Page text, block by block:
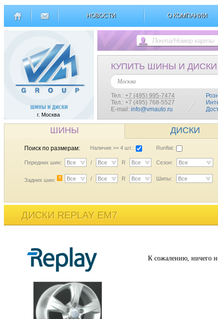
НОВОСТИ О КОМПАНИИ
г. Москва
КУПИТЬ ШИНЫ И ДИСКИ
Москва
Тел.: +7 (495) 995-7474
Тел.: +7 (495) 768-5527
E-mail: info@vmauto.ru
ШИНЫ ДИСКИ
Поиск по размерам: Наличие >= 4 шт.: Runflat:
Передних шин: Все / Все R Все Сезон: Все
Задних шин: ? Все / Все R Все Шипы: Все
ДИСКИ REPLAY EM7
К сожалению, ничего